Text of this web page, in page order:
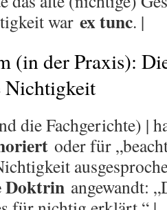
war ex tunc. |
(in der Praxis):
Nichtigkeit
die Fachgerichte) |
oder für
Doktrin angewandt: